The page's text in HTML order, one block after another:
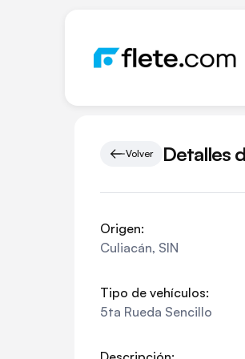
Volver Detalles
Origen:
Culiacán, SIN
Tipo de vehículos:
5ta Rueda Sencillo